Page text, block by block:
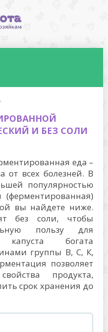
·
И БЕЗ СОЛИ
еда –
от всех болезней. В
популярностью
(ферментированная)
вы найдете ниже.
без соли, чтобы
пользу для
богата
группы В, С, К,
позволяет
продукта,
срок хранения до